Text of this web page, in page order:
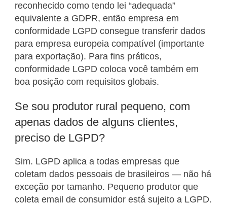
reconhecido como tendo lei “adequada”
equivalente a GDPR, então empresa em
conformidade LGPD consegue transferir dados
para empresa europeia compatível (importante
para exportação). Para fins práticos,
conformidade LGPD coloca você também em
boa posição com requisitos globais.
Se sou produtor rural pequeno, com
apenas dados de alguns clientes,
preciso de LGPD?
Sim. LGPD aplica a todas empresas que
coletam dados pessoais de brasileiros — não há
exceção por tamanho. Pequeno produtor que
coleta email de consumidor está sujeito a LGPD.